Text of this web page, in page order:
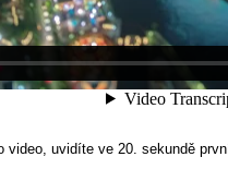
video, uvidíte ve 20. sekundě